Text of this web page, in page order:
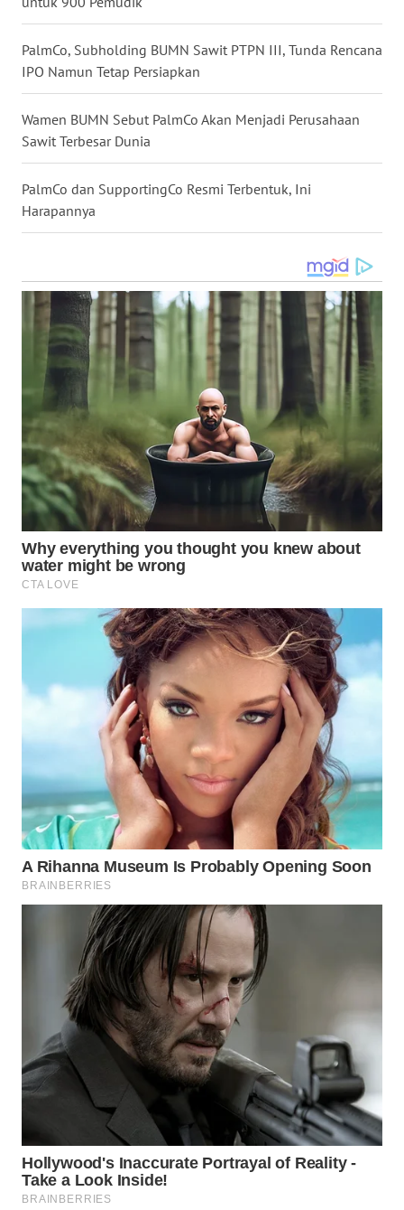
PalmCo, Subholding BUMN Sawit PTPN III, Tunda Rencana
IPO Namun Tetap Persiapkan
⁠⁠⁠⁠⁠⁠Wamen BUMN Sebut PalmCo Akan Menjadi Perusahaan
Sawit Terbesar Dunia
PalmCo dan SupportingCo Resmi Terbentuk, Ini
Harapannya
WN
KALBAR
WN
KALTENG
WN
WN
KALTIM
WN
SULSEL
WN
GORONTALO
WN
SULUT
MALUKU
WN
MALUT
DAIRI
WN
TOBA
WN
NIAS
WN
TAPANULI
SELATAN
WN
TANJUNG
LESUNG
KARO
WN